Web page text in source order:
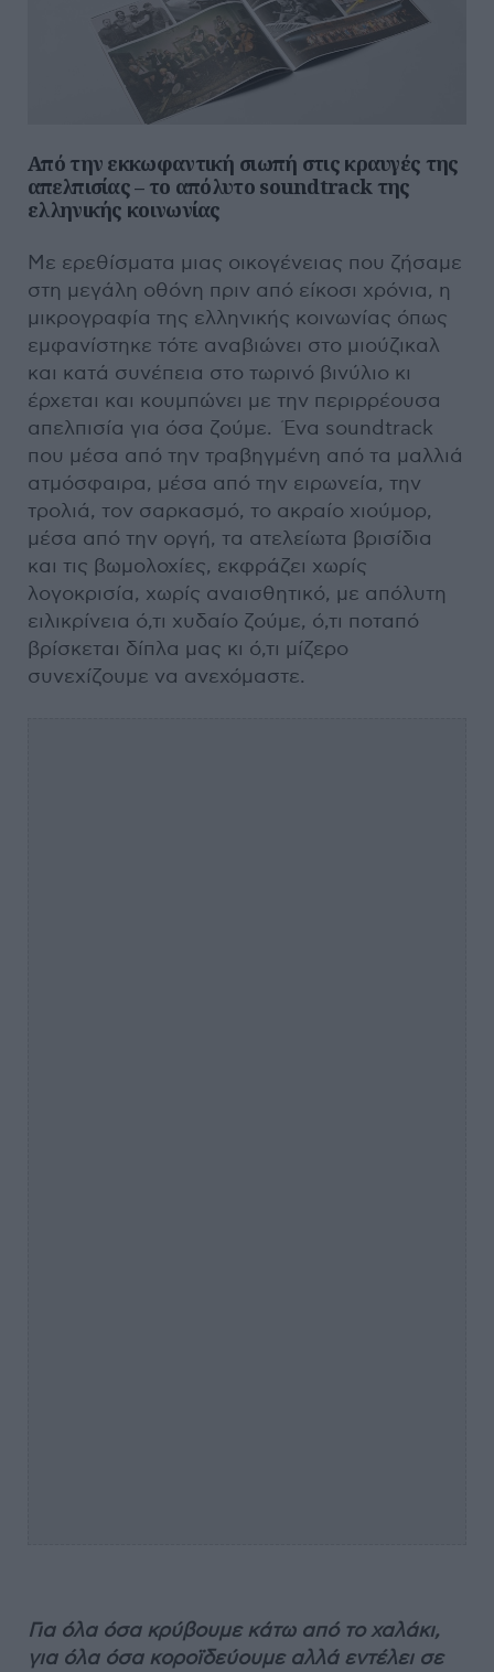
Από την εκκωφαντική σιωπή στις κραυγές της
απελπισίας – το απόλυτο soundtrack της
ελληνικής κοινωνίας
Με ερεθίσματα μιας οικογένειας που ζήσαμε
στη μεγάλη οθόνη πριν από είκοσι χρόνια, η
μικρογραφία της ελληνικής κοινωνίας όπως
εμφανίστηκε τότε αναβιώνει στο μιούζικαλ
και κατά συνέπεια στο τωρινό βινύλιο κι
έρχεται και κουμπώνει με την περιρρέουσα
απελπισία για όσα ζούμε. Ένα soundtrack
που μέσα από την τραβηγμένη από τα μαλλιά
ατμόσφαιρα, μέσα από την ειρωνεία, την
τρολιά, τον σαρκασμό, το ακραίο χιούμορ,
μέσα από την οργή, τα ατελείωτα βρισίδια
και τις βωμολοχίες, εκφράζει χωρίς
λογοκρισία, χωρίς αναισθητικό, με απόλυτη
ειλικρίνεια ό,τι χυδαίο ζούμε, ό,τι ποταπό
βρίσκεται δίπλα μας κι ό,τι μίζερο
συνεχίζουμε να ανεχόμαστε.
Για όλα όσα κρύβουμε κάτω από το χαλάκι,
για όλα όσα κοροϊδεύουμε αλλά εντέλει σε